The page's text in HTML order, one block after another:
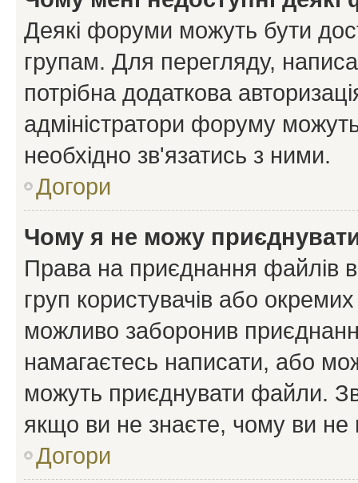
Деякі форуми можуть бути
групам. Для перегляду,
потрібна додаткова
адміністратори форуму
необхідно зв'язатись з ними.
Догори
Чому я не можу
Права на приєднання файлів
груп користувачів або
можливо заборонив
намагаєтесь написати, або
можуть приєднувати файли.
якщо ви не знаєте, чому ви
Догори